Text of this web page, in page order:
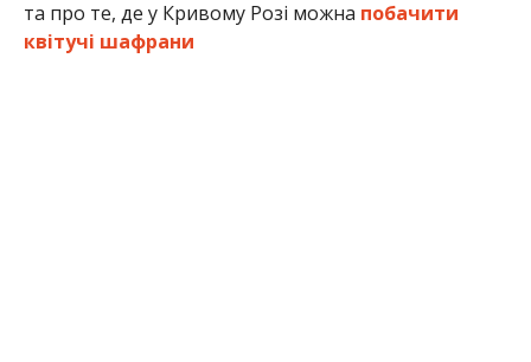
та про те, де у Кривому Розі можна побачити
квітучі шафрани